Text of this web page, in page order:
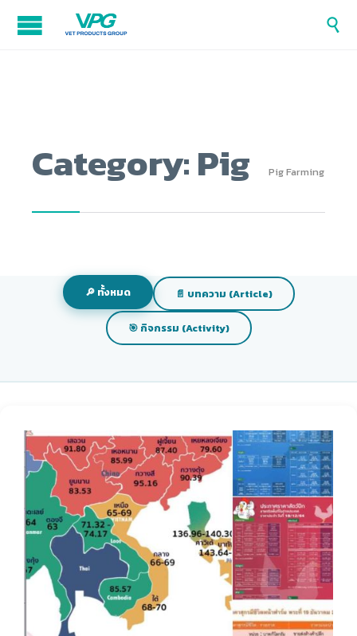

Category:Pig Pig Farming
🔎 ทั้งหมด 📄 บทความ (Article)
🎯 กิจกรรม (Activity)